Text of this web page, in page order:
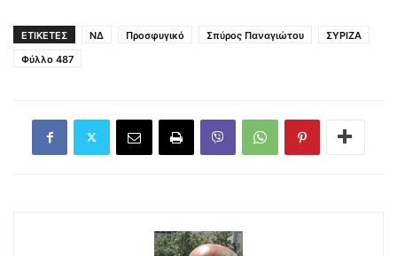
ΕΤΙΚΕΤΕΣ ΝΔ Προσφυγικό Σπύρος Παναγιώτου
ΣΥΡΙΖΑ
Φύλλο 487